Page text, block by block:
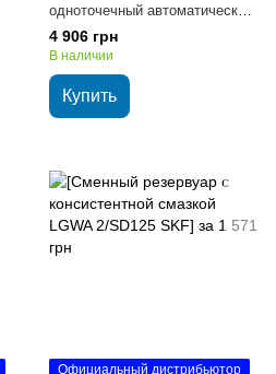
одноточечный автоматический,
SKF (Швеция)
4 906 грн
В наличии
Купить
Официальный дистрибьютор